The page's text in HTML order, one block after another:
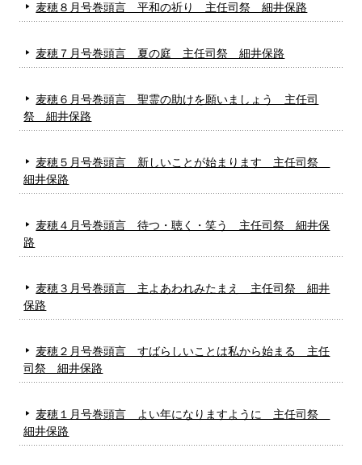
麦穂８月号巻頭言 平和の祈り 主任司祭 細井保路
麦穂７月号巻頭言 夏の庭 主任司祭 細井保路
麦穂６月号巻頭言 聖霊の助けを願いましょう 主任司
祭 細井保路
麦穂５月号巻頭言 新しいことが始まります 主任司祭
細井保路
麦穂４月号巻頭言 待つ・聴く・笑う 主任司祭 細井保
路
麦穂３月号巻頭言 主よあわれみたまえ 主任司祭 細井
保路
麦穂２月号巻頭言 すばらしいことは私から始まる 主任
司祭 細井保路
麦穂１月号巻頭言 よい年になりますように 主任司祭
細井保路